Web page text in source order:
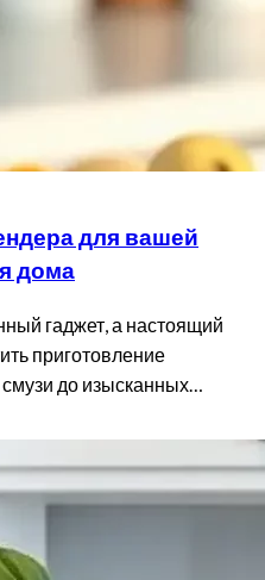
для вашей
дома
гаджет, а настоящий
приготовление
до изысканных…